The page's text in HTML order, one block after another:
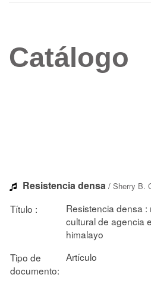
Catálogo
Resistencia densa / Sherry B.
Título :
Resistencia densa
cultural de agencia
himalayo
Tipo de
documento:
Artículo